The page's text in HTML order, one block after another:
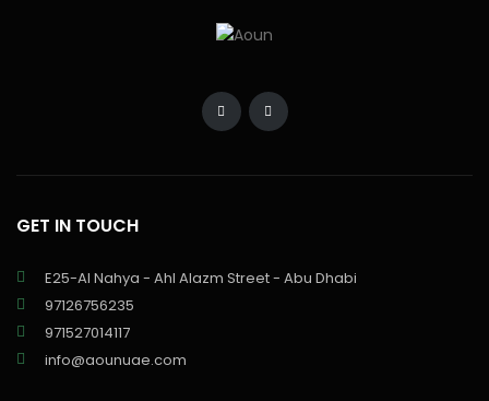
GET IN TOUCH
E25-Al Nahya - Ahl Alazm Street - Abu Dhabi
97126756235
971527014117
info@aounuae.com